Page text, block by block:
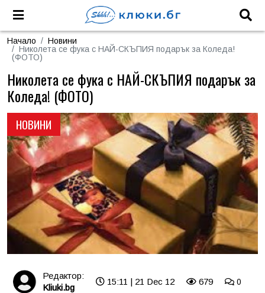
Начало
Новини
Николета се фука с НАЙ-СКЪПИЯ подарък за Коледа!
(ФОТО)
НОВИНИ
Николета се фука с НАЙ-СКЪПИЯ подарък за
Коледа! (ФОТО)
Редактор:
Kliuki.bg
15:11 | 21 Dec 12 679 0